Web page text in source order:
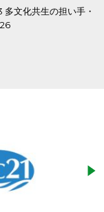
多文化共生の担い手・
児童労働のない
権利が守られた